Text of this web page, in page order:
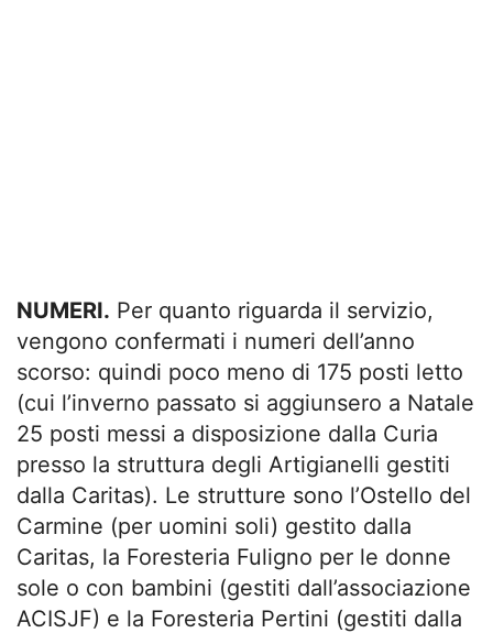
NUMERI. Per quanto riguarda il servizio,
vengono confermati i numeri dell’anno
scorso: quindi poco meno di 175 posti letto
(cui l’inverno passato si aggiunsero a Natale
25 posti messi a disposizione dalla Curia
presso la struttura degli Artigianelli gestiti
dalla Caritas). Le strutture sono l’Ostello del
Carmine (per uomini soli) gestito dalla
Caritas, la Foresteria Fuligno per le donne
sole o con bambini (gestiti dall’associazione
ACISJF) e la Foresteria Pertini (gestiti dalla